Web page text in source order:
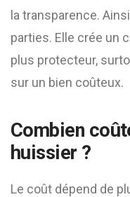
la transparence.
parties. Elle crée un
plus protecteur,
sur un bien coûteux.
Combien
huissier ?
Le coût dépend de